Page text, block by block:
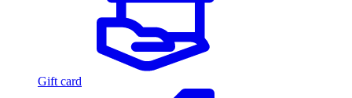
Gift card